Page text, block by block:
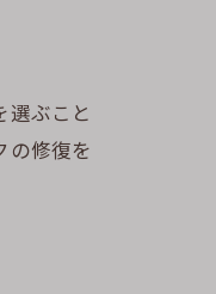
選ぶこと
の修復を